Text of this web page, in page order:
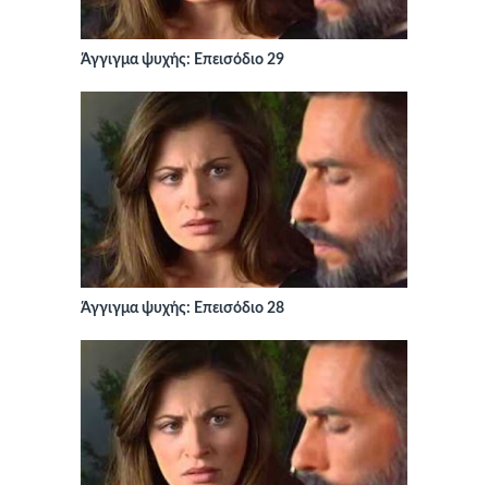
Άγγιγμα ψυχής: Επεισόδιο 29
Άγγιγμα ψυχής: Επεισόδιο 28